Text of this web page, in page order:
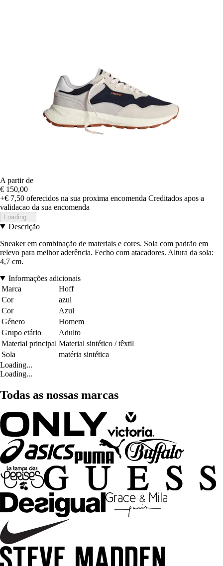
A partir de
€ 150,00
+€ 7,50 oferecidos na sua proxima encomenda Creditados apos a
validacao da sua encomenda
Loading...
Descrição
Sneaker em combinação de materiais e cores. Sola com padrão em
relevo para melhor aderência. Fecho com atacadores. Altura da sola:
4,7 cm.
Informações adicionais
Marca
Hoff
Cor
azul
Cor
Azul
Género
Homem
Grupo etário
Adulto
Material principal Material sintético / têxtil
Sola
matéria sintética
Loading...
Loading...
Todas as nossas marcas